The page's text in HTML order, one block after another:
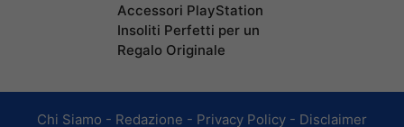
Accessori PlayStation
Insoliti Perfetti per un
Regalo Originale
Chi Siamo - Redazione - Privacy Policy - Disclaimer